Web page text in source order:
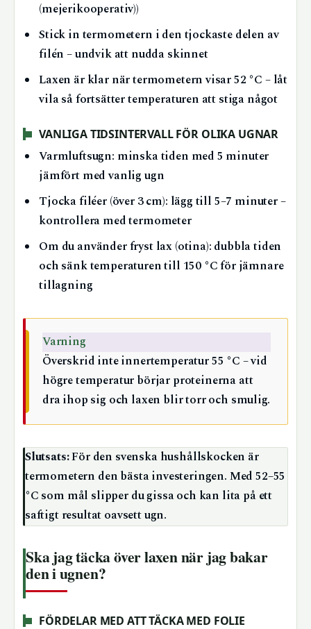
(mejerikooperativ))
Stick in termometern i den tjockaste delen av
filén – undvik att nudda skinnet
Laxen är klar när termometern visar 52 °C – låt
vila så fortsätter temperaturen att stiga något
VANLIGA TIDSINTERVALL FÖR OLIKA UGNAR
Varmluftsugn: minska tiden med 5 minuter
jämfört med vanlig ugn
Tjocka filéer (över 3 cm): lägg till 5–7 minuter –
kontrollera med termometer
Om du använder fryst lax (otina): dubbla tiden
och sänk temperaturen till 150 °C för jämnare
tillagning
Varning
Överskrid inte innertemperatur 55 °C – vid
högre temperatur börjar proteinerna att
dra ihop sig och laxen blir torr och smulig.
Slutsats:För den svenska hushållskocken är
termometern den bästa investeringen. Med 52–55
°C som mål slipper du gissa och kan lita på ett
saftigt resultat oavsett ugn.
Ska jag täcka över laxen när jag bakar
den i ugnen?
FÖRDELAR MED ATT TÄCKA MED FOLIE